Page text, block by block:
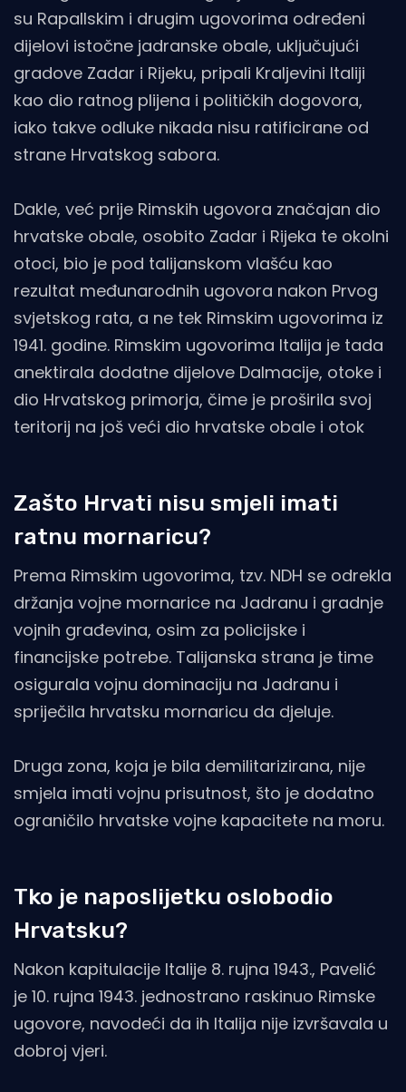
su Rapallskim i drugim ugovorima određeni
dijelovi istočne jadranske obale, uključujući
gradove Zadar i Rijeku, pripali Kraljevini Italiji
kao dio ratnog plijena i političkih dogovora,
iako takve odluke nikada nisu ratificirane od
strane Hrvatskog sabora.
Dakle, već prije Rimskih ugovora značajan dio
hrvatske obale, osobito Zadar i Rijeka te okolni
otoci, bio je pod talijanskom vlašću kao
rezultat međunarodnih ugovora nakon Prvog
svjetskog rata, a ne tek Rimskim ugovorima iz
1941. godine. Rimskim ugovorima Italija je tada
anektirala dodatne dijelove Dalmacije, otoke i
dio Hrvatskog primorja, čime je proširila svoj
teritorij na još veći dio hrvatske obale i otok
Zašto Hrvati nisu smjeli imati
ratnu mornaricu?
Prema Rimskim ugovorima, tzv. NDH se odrekla
držanja vojne mornarice na Jadranu i gradnje
vojnih građevina, osim za policijske i
financijske potrebe. Talijanska strana je time
osigurala vojnu dominaciju na Jadranu i
spriječila hrvatsku mornaricu da djeluje.
Druga zona, koja je bila demilitarizirana, nije
smjela imati vojnu prisutnost, što je dodatno
ograničilo hrvatske vojne kapacitete na moru.
Tko je naposlijetku oslobodio
Hrvatsku?
Nakon kapitulacije Italije 8. rujna 1943., Pavelić
je 10. rujna 1943. jednostrano raskinuo Rimske
ugovore, navodeći da ih Italija nije izvršavala u
dobroj vjeri.